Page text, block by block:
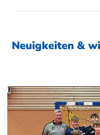
Neuigkeiten &